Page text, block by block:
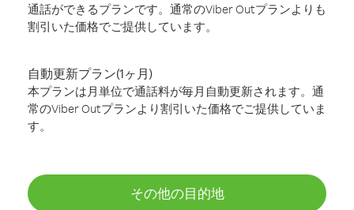
通話ができるプランです。通常のViber Outプランよりも
割引いた価格でご提供しています。
自動更新プラン(1ヶ月)
本プランは月単位で通話料が毎月自動更新されます。通
常のViber Outプランより割引いた価格でご提供していま
す。
その他の目的地